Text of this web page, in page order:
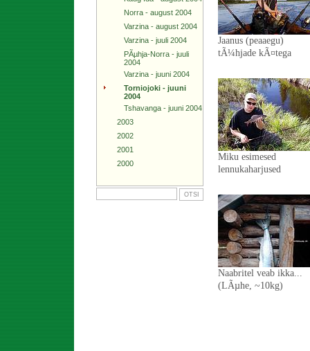
Norra - august 2004
Varzina - august 2004
Varzina - juuli 2004
PÃµhja-Norra - juuli
2004
Varzina - juuni 2004
Torniojoki - juuni
2004
Tshavanga - juuni 2004
2003
2002
2001
2000
Jaanus (peaaegu)
tÃ¼hjade kÃ¤tega
Miku esimesed
lennukaharjused
Naabritel veab ikka...
(LÃµhe, ~10kg)